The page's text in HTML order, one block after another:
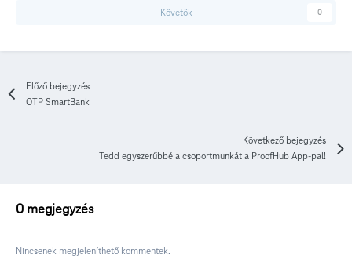
Követők 0
Előző bejegyzés
OTP SmartBank
Következő bejegyzés
Tedd egyszerűbbé a csoportmunkát a ProofHub App-pal!
0 megjegyzés
Nincsenek megjeleníthető kommentek.